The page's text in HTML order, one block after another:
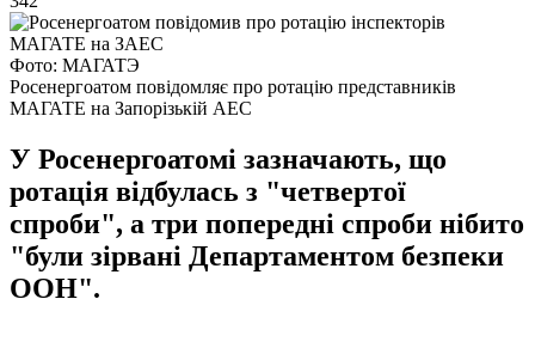
Фото: МАГАТЭ
Росенергоатом повідомляє про ротацію представників
МАГАТЕ на Запорізькій АЕС
У Росенергоатомі зазначають, що
ротація відбулась з "четвертої
спроби", а три попередні спроби нібито
"були зірвані Департаментом безпеки
ООН".